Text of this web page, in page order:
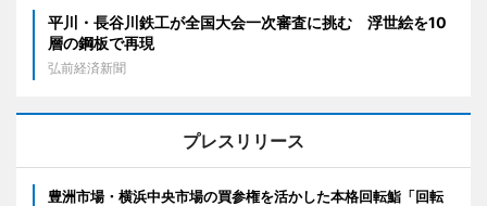
平川・長谷川鉄工が全国大会一次審査に挑む 浮世絵を10
層の鋼板で再現
弘前経済新聞
プレスリリース
豊洲市場・横浜中央市場の買参権を活かした本格回転鮨「回転